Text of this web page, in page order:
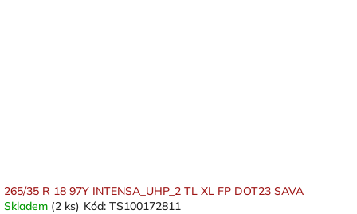
265/35 R 18 97Y INTENSA_UHP_2 TL XL FP DOT23 SAVA
Skladem (2 ks) Kód: TS100172811